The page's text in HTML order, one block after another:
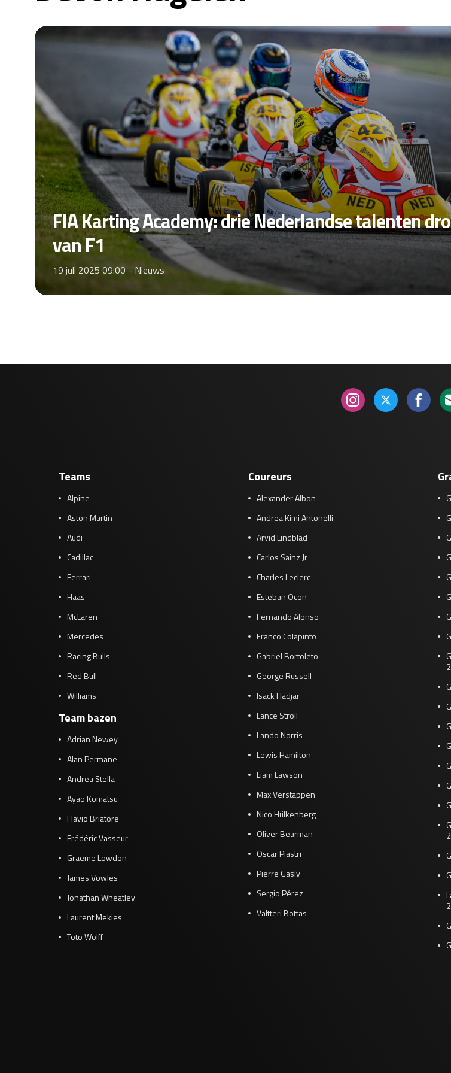
FIA Karting Academy: drie Nederlandse talenten
van F1
19 juli 2025 09:00 - Nieuws
Teams
Alpine
Aston Martin
Audi
Cadillac
Ferrari
Haas
McLaren
Mercedes
Racing Bulls
Red Bull
Williams
Team bazen
Adrian Newey
Alan Permane
Andrea Stella
Ayao Komatsu
Flavio Briatore
Frédéric Vasseur
Graeme Lowdon
James Vowles
Jonathan Wheatley
Laurent Mekies
Toto Wolff
Coureurs
Alexander Albon
Andrea Kimi Antonelli
Arvid Lindblad
Carlos Sainz Jr
Charles Leclerc
Esteban Ocon
Fernando Alonso
Franco Colapinto
Gabriel Bortoleto
George Russell
Isack Hadjar
Lance Stroll
Lando Norris
Lewis Hamilton
Liam Lawson
Max Verstappen
Nico Hülkenberg
Oliver Bearman
Oscar Piastri
Pierre Gasly
Sergio Pérez
Valtteri Bottas